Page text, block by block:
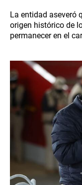
La entidad aseveró
origen histórico de
permanecer en el